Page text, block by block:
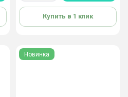
Купить в 1 клик
Новинка